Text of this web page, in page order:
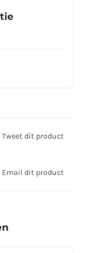
Tweet dit product
Email dit product